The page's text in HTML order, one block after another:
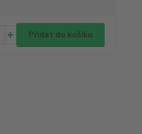
Přidat do košíku